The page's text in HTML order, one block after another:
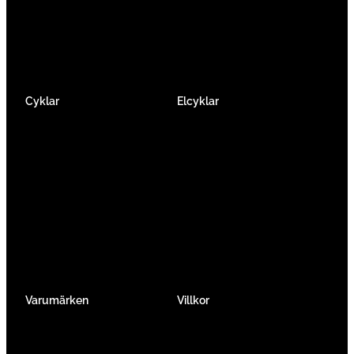
Cyklar Elcyklar
Varumärken Villkor